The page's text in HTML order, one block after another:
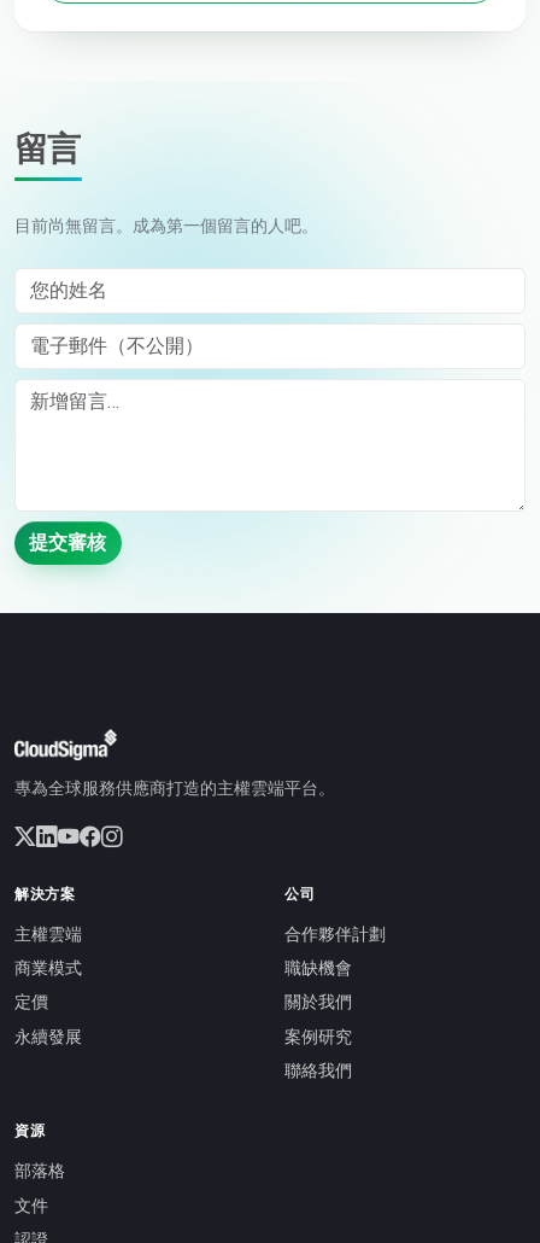
留言
目前尚無留言。成為第一個留言的人吧。
您的姓名
電子郵件（不公開）
Comment
提交審核
專為全球服務供應商打造的主權雲端平台。
解決方案
主權雲端
商業模式
定價
永續發展
公司
合作夥伴計劃
職缺機會
關於我們
案例研究
聯絡我們
資源
部落格
文件